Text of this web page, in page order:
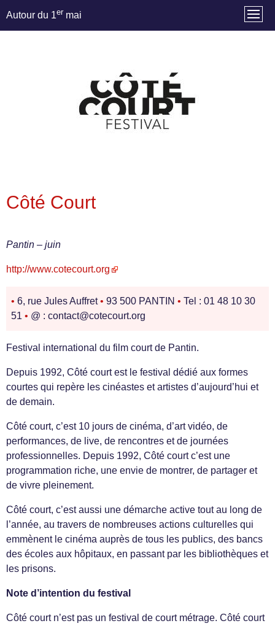
Autour du 1er mai
Côté Court
Pantin – juin
http://www.cotecourt.org
• 6, rue Jules Auffret• 93 500 PANTIN • Tel : 01 48 10 30
51 • @ : contact@cotecourt.org
Festival international du film court de Pantin.
Depuis 1992, Côté court est le festival dédié aux formes
courtes qui repère les cinéastes et artistes d’aujourd’hui et
de demain.
Côté court, c’est 10 jours de cinéma, d’art vidéo, de
performances, de live, de rencontres et de journées
professionnelles. Depuis 1992, Côté court c’est une
programmation riche, une envie de montrer, de partager et
de vivre pleinement.
Côté court, c’est aussi une démarche active tout au long de
l’année, au travers de nombreuses actions culturelles qui
emmènent le cinéma auprès de tous les publics, des bancs
des écoles aux hôpitaux, en passant par les bibliothèques et
les prisons.
Note d’intention du festival
Côté court n’est pas un festival de court métrage. Côté court